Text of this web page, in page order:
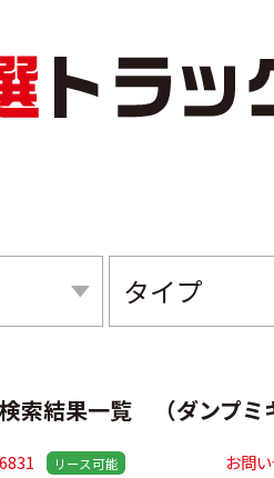
検索結果一覧 （ダンプミ
お問